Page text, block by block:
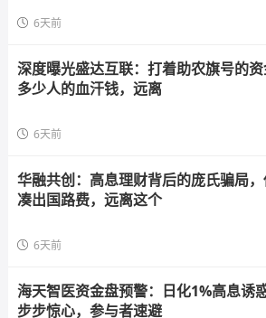
6天前
深度曝光盛达互联：打着助农旗号的
多少人的血汗钱，远离
6天前
华融共创：高息理财背后的庞氏骗局
凑出国路费，远离这个
6天前
海天智医资金盘预警：日化1%高息诱
步步惊心，参与者速避